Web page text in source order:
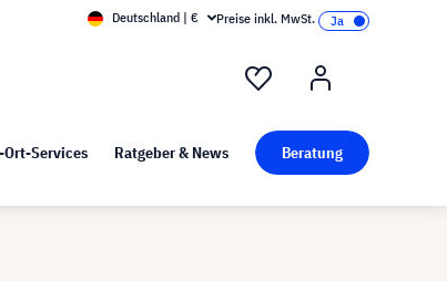
Kunst bei visunext
Deutschland | € Preise inkl. MwSt.
Ort-Services Ratgeber & News Beratung